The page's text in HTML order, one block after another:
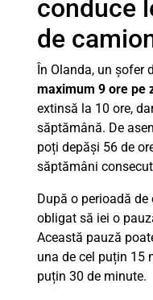
conduce
de
În Olanda, un șofer
maximum 9 ore pe
extinsă la 10 ore,
săptămână. De
poți depăși 56 de
săptămâni
După o perioadă de
obligat să iei o
Această pauză
una de cel puțin 15
puțin 30 de minute.